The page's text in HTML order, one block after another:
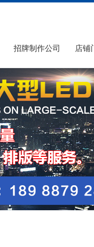
招牌制作公司 店铺